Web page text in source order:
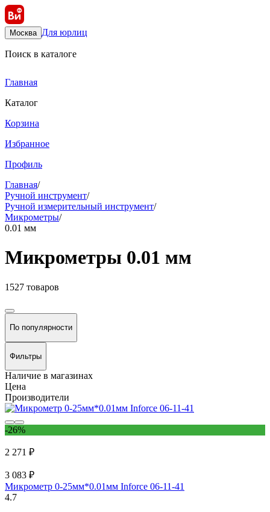
Москва Для юрлиц
Поиск в каталоге
Главная
Каталог
Корзина
Избранное
Профиль
Главная/
Ручной инструмент/
Ручной измерительный инструмент/
Микрометры/
0.01 мм
Микрометры 0.01 мм
1527 товаров
По популярности
Фильтры
Наличие в магазинах
Цена
Производители
-26%
2 271 ₽
3 083 ₽
Микрометр 0-25мм*0.01мм Inforce 06-11-41
4.7